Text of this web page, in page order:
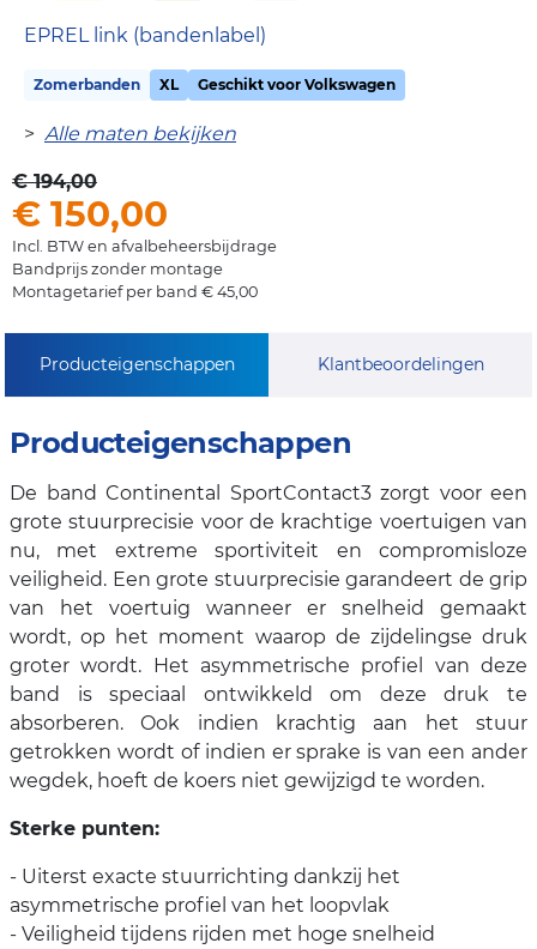
EPREL link (bandenlabel)
Zomerbanden XL Geschikt voor Volkswagen
> Alle maten bekijken
€ 194,00
€ 150,00
Incl. BTW en afvalbeheersbijdrage
Bandprijs zonder montage
Montagetarief per band € 45,00
Producteigenschappen Klantbeoordelingen
Producteigenschappen
De band Continental SportContact3 zorgt voor een
grote stuurprecisie voor de krachtige voertuigen van
nu, met extreme sportiviteit en compromisloze
veiligheid. Een grote stuurprecisie garandeert de grip
van het voertuig wanneer er snelheid gemaakt
wordt, op het moment waarop de zijdelingse druk
groter wordt. Het asymmetrische profiel van deze
band is speciaal ontwikkeld om deze druk te
absorberen. Ook indien krachtig aan het stuur
getrokken wordt of indien er sprake is van een ander
wegdek, hoeft de koers niet gewijzigd te worden.
Sterke punten:
- Uiterst exacte stuurrichting dankzij het
asymmetrische profiel van het loopvlak
- Veiligheid tijdens rijden met hoge snelheid